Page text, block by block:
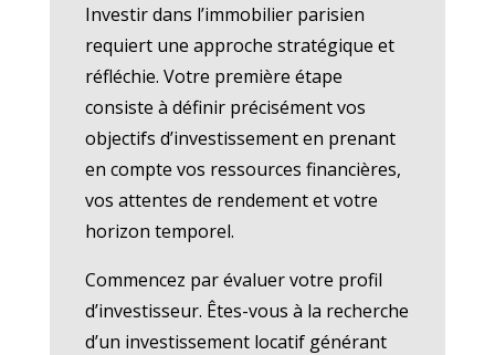
Investir dans l’immobilier parisien
requiert une approche stratégique et
réfléchie. Votre première étape
consiste à définir précisément vos
objectifs d’investissement en prenant
en compte vos ressources financières,
vos attentes de rendement et votre
horizon temporel.
Commencez par évaluer votre profil
d’investisseur. Êtes-vous à la recherche
d’un investissement locatif générant